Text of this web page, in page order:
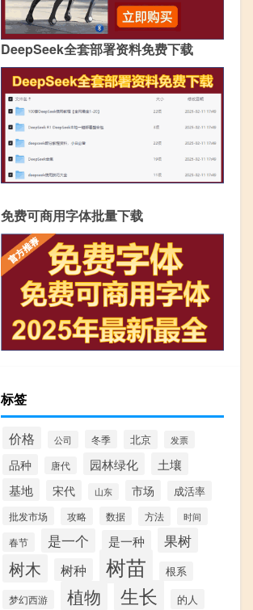
DeepSeek全套部署资料免费下载
免费可商用字体批量下载
标签
价格 公司 冬季 北京 发票
品种 唐代 园林绿化
土壤
基地
宋代 山东 市场 成活率
批发市场 攻略 数据 方法 时间
春节 是一个 是一种 果树
树木 树种 树苗
根系
梦幻西游
植物 生长 的人